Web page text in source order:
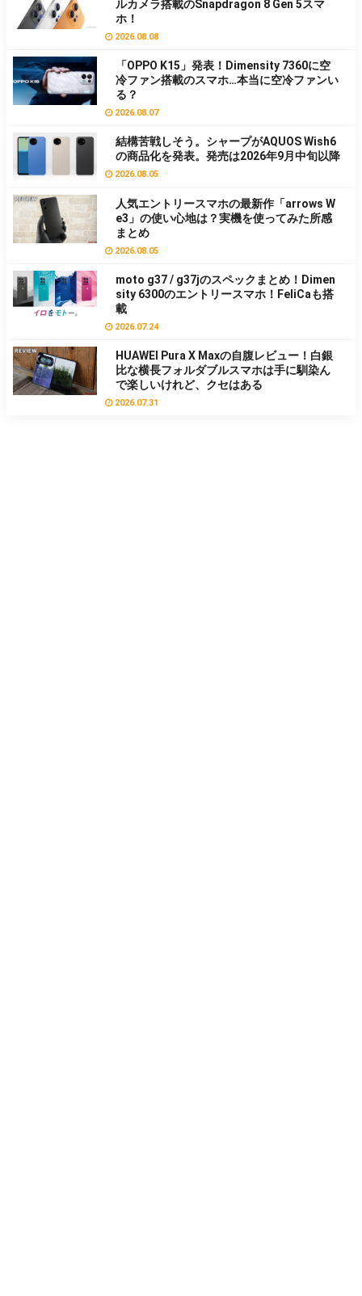
ルカメラ搭載のSnapdragon 8 Gen 5スマ
ホ！
2026.08.08
「OPPO K15」発表！Dimensity 7360に空
冷ファン搭載のスマホ…本当に空冷ファンい
る？
2026.08.07
結構苦戦しそう。シャープがAQUOS Wish6
の商品化を発表。発売は2026年9月中旬以降
2026.08.05
人気エントリースマホの最新作「arrows W
e3」の使い心地は？実機を使ってみた所感
まとめ
2026.08.05
moto g37 / g37jのスペックまとめ！Dimen
sity 6300のエントリースマホ！FeliCaも搭
載
2026.07.24
HUAWEI Pura X Maxの自腹レビュー！白銀
比な横長フォルダブルスマホは手に馴染ん
で楽しいけれど、クセはある
2026.07.31